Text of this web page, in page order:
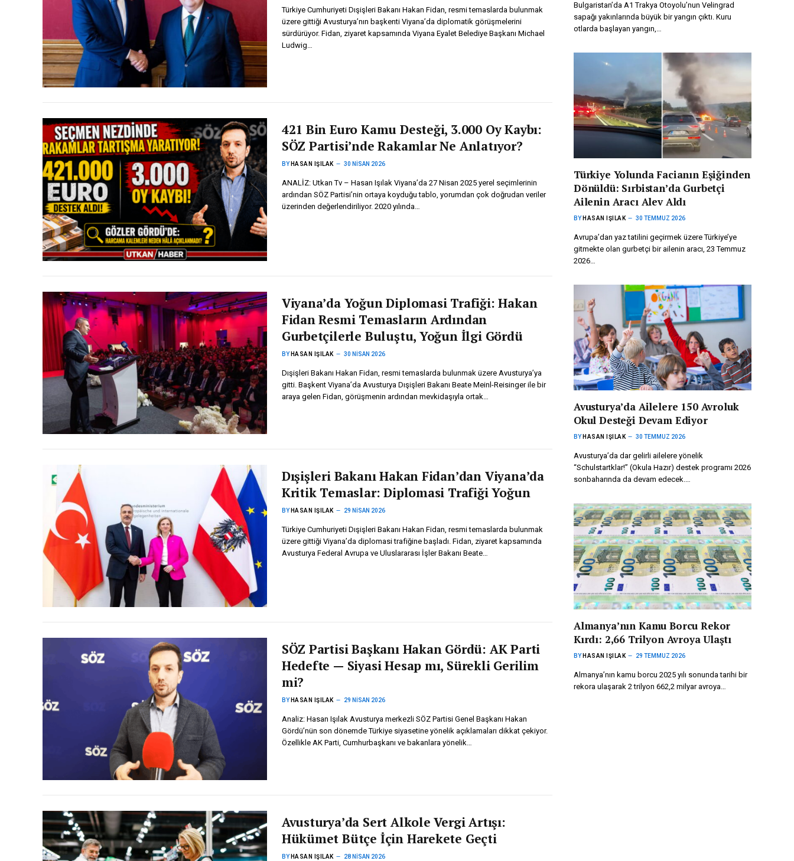
Türkiye Cumhuriyeti Dışişleri Bakanı Hakan Fidan, resmi temaslarda bulunmak
üzere gittiği Avusturya’nın başkenti Viyana’da diplomatik görüşmelerini
sürdürüyor. Fidan, ziyaret kapsamında Viyana Eyalet Belediye Başkanı Michael
Ludwig…
421 Bin Euro Kamu Desteği, 3.000 Oy Kaybı:
SÖZ Partisi’nde Rakamlar Ne Anlatıyor?
BY HASAN IŞILAK 30 NISAN 2026
ANALİZ: Utkan Tv – Hasan Işılak Viyana’da 27 Nisan 2025 yerel seçimlerinin
ardından SÖZ Partisi’nin ortaya koyduğu tablo, yorumdan çok doğrudan veriler
üzerinden değerlendiriliyor. 2020 yılında…
Viyana’da Yoğun Diplomasi Trafiği: Hakan
Fidan Resmi Temasların Ardından
Gurbetçilerle Buluştu, Yoğun İlgi Gördü
BY HASAN IŞILAK 30 NISAN 2026
Dışişleri Bakanı Hakan Fidan, resmi temaslarda bulunmak üzere Avusturya’ya
gitti. Başkent Viyana’da Avusturya Dışişleri Bakanı Beate Meinl-Reisinger ile bir
araya gelen Fidan, görüşmenin ardından mevkidaşıyla ortak…
Dışişleri Bakanı Hakan Fidan’dan Viyana’da
Kritik Temaslar: Diplomasi Trafiği Yoğun
BY HASAN IŞILAK 29 NISAN 2026
Türkiye Cumhuriyeti Dışişleri Bakanı Hakan Fidan, resmi temaslarda bulunmak
üzere gittiği Viyana’da diplomasi trafiğine başladı. Fidan, ziyaret kapsamında
Avusturya Federal Avrupa ve Uluslararası İşler Bakanı Beate…
SÖZ Partisi Başkanı Hakan Gördü: AK Parti
Hedefte — Siyasi Hesap mı, Sürekli Gerilim
mi?
BY HASAN IŞILAK 29 NISAN 2026
Analiz: Hasan Işılak Avusturya merkezli SÖZ Partisi Genel Başkanı Hakan
Gördü’nün son dönemde Türkiye siyasetine yönelik açıklamaları dikkat çekiyor.
Özellikle AK Parti, Cumhurbaşkanı ve bakanlara yönelik…
Avusturya’da Sert Alkole Vergi Artışı:
Hükümet Bütçe İçin Harekete Geçti
BY HASAN IŞILAK 28 NISAN 2026
Bulgaristan’da A1 Trakya Otoyolu’nun Velingrad
sapağı yakınlarında büyük bir yangın çıktı. Kuru
otlarda başlayan yangın,…
Türkiye Yolunda Facianın Eşiğinden
Dönüldü: Sırbistan’da Gurbetçi
Ailenin Aracı Alev Aldı
BY HASAN IŞILAK 30 TEMMUZ 2026
Avrupa’dan yaz tatilini geçirmek üzere Türkiye’ye
gitmekte olan gurbetçi bir ailenin aracı, 23 Temmuz
2026…
Avusturya’da Ailelere 150 Avroluk
Okul Desteği Devam Ediyor
BY HASAN IŞILAK 30 TEMMUZ 2026
Avusturya’da dar gelirli ailelere yönelik
“Schulstartklar!” (Okula Hazır) destek programı 2026
sonbaharında da devam edecek.…
Almanya’nın Kamu Borcu Rekor
Kırdı: 2,66 Trilyon Avroya Ulaştı
BY HASAN IŞILAK 29 TEMMUZ 2026
Almanya’nın kamu borcu 2025 yılı sonunda tarihi bir
rekora ulaşarak 2 trilyon 662,2 milyar avroya…